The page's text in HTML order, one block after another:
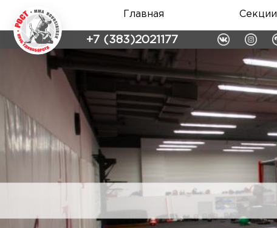
Главная Секции
+7 (383)2021177